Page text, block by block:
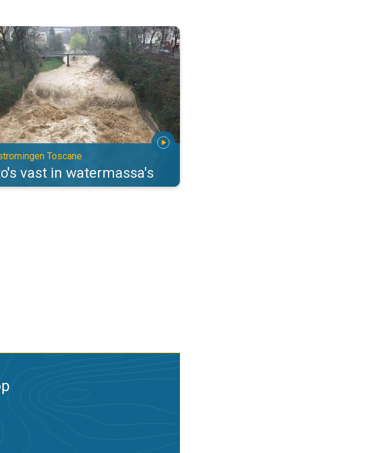
in watermassa's. Overstromingen Toscane. . .
Toscane
vast in watermassa's